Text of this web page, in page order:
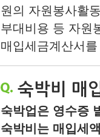
원의 자원봉사활
부대비용 등 자원
매입세금계산서
숙박비 매
숙박업은 영수증
숙박비는 매입세